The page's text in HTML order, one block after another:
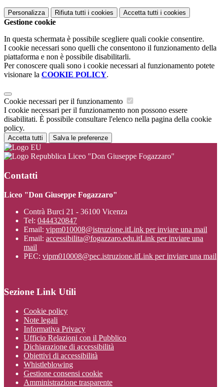
Personalizza Rifiuta tutti i cookies Accetta tutti i cookies
Gestione cookie
In questa schermata è possibile scegliere quali cookie consentire.
I cookie necessari sono quelli che consentono il funzionamento della
piattaforma e non è possibile disabilitarli.
Per conoscere quali sono i cookie necessari al funzionamento potete
visionare la COOKIE POLICY.
Cookie necessari per il funzionamento
I cookie necessari per il funzionamento non possono essere
disabilitati. È possibile consultare l'elenco nella pagina della cookie
policy.
Accetta tutti Salva le preferenze
Liceo "Don Giuseppe Fogazzaro"
Contatti
Liceo "Don Giuseppe Fogazzaro"
Contrà Burci 21 - 36100 Vicenza
Tel: 0444320847
Email: vipm010008@istruzione.itLink per inviare una mail
Email: accessibilita@fogazzaro.edu.itLink per inviare una
mail
PEC: vipm010008@pec.istruzione.itLink per inviare una mail
Sezione Link Utili
Cookie policy
Note legali
Informativa Privacy
Ufficio Relazioni con il Pubblico
Dichiarazione di accessibilità
Obiettivi di accessibilità
Whistleblowing
Gestione consensi cookie
Amministrazione trasparente